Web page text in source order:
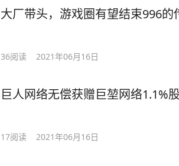
大厂带头，游戏圈有望结束996的
36阅读 2021年06月16日
巨人网络无偿获赠巨堃网络1.1%
17阅读 2021年06月16日